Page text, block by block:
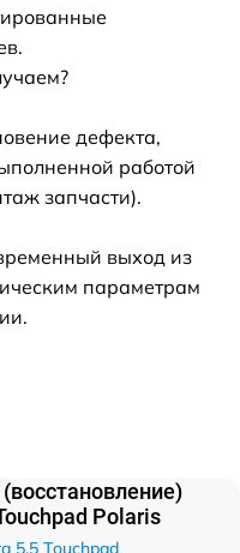
дефекта,
работой
запчасти).
выход из
параметрам
Polaris
5.5 Touchpad